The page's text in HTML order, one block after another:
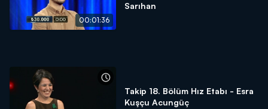
00:01:36
Sarıhan
Takip 18. Bölüm Hız Etabı - Esra
Kuşçu Acungüç